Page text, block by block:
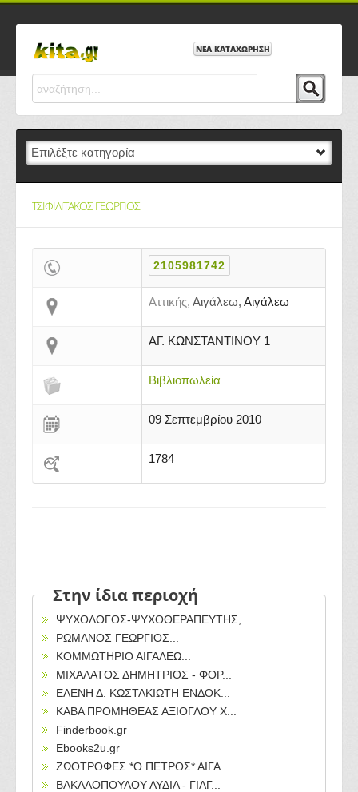
ΝΕΑ ΚΑΤΑΧΩΡΗΣΗ
ΤΣΙΦΙΛΙΤΑΚΟΣ ΓΕΩΡΓΙΟΣ
2105981742
Αττικής, Αιγάλεω, Αιγάλεω
ΑΓ. ΚΩΝΣΤΑΝΤΙΝΟΥ 1
Βιβλιοπωλεία
09 Σεπτεμβρίου 2010
1784
Στην ίδια περιοχή
ΨΥΧΟΛΟΓΟΣ-ΨΥΧΟΘΕΡΑΠΕΥΤΗΣ,...
ΡΩΜΑΝΟΣ ΓΕΩΡΓΙΟΣ...
ΚΟΜΜΩΤΗΡΙΟ ΑΙΓΑΛΕΩ...
ΜΙΧΑΛΑΤΟΣ ΔΗΜΗΤΡΙΟΣ - ΦΟΡ...
ΕΛΕΝΗ Δ. ΚΩΣΤΑΚΙΩΤΗ ΕΝΔΟΚ...
ΚΑΒΑ ΠΡΟΜΗΘΕΑΣ ΑΞΙΟΓΛΟΥ Χ...
Finderbook.gr
Ebooks2u.gr
ΖΩΟΤΡΟΦΕΣ *Ο ΠΕΤΡΟΣ* ΑΙΓΑ...
ΒΑΚΑΛΟΠΟΥΛΟΥ ΛΥΔΙΑ - ΓΙΑΓ...